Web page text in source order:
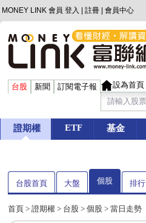
MONEY LINK 會員 登入 註冊 會員中心
台股 新聞 訂閱電子報 設為首頁
證期權 ETF 基金
台股首頁 大盤 個股 排行
首頁 > 證期權 > 台股 > 個股 > 當日走勢